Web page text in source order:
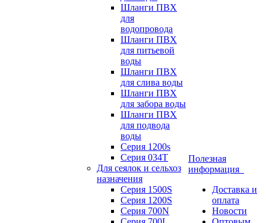
Шланги ПВХ
для
водопровода
Шланги ПВХ
для питьевой
воды
Шланги ПВХ
для слива воды
Шланги ПВХ
для забора воды
Шланги ПВХ
для подвода
воды
Серия 1200s
Серия 034Т
Для сеялок и сельхоз
назначения
Серия 1500S
Серия 1200S
Серия 700N
Полезная
информация
Доставка и
оплата
Новости